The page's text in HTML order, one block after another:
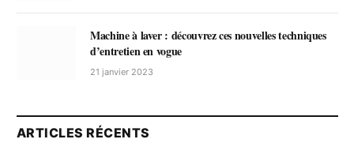
Machine à laver : découvrez ces nouvelles techniques
d’entretien en vogue
21 janvier 2023
ARTICLES RÉCENTS